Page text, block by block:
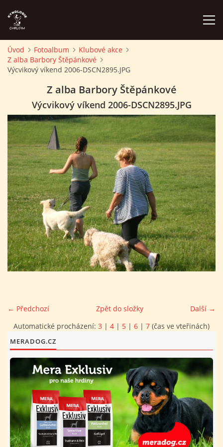
ÚVOD
ZÁVODY A PROPOZICE
PSÍ AKADEMIE
PŘÍSPĚVKY A POPLATKY
KONTAKTY KK
FOTOALBUM
PROVOZNÍ ŘÁD
O NÁS - HISTORIE A SOUČASNOST
AVZO TSČ ČR CHRUDIM P.S.
VÝBOR KK
Úvod Fotoalbum
Klubové akce
Z alba Barbory Štěpánkové
Výcvikový víkend 2006-DSCN2895.JPG
Z alba Barbory Štěpánkové
Výcvikový víkend 2006-DSCN2895.JPG
← Předchozí Další →
Zpět do složky
Automatické procházení: 3 | 4 | 5 | 6 | 7 (čas ve vteřinách)
MERADOG.CZ